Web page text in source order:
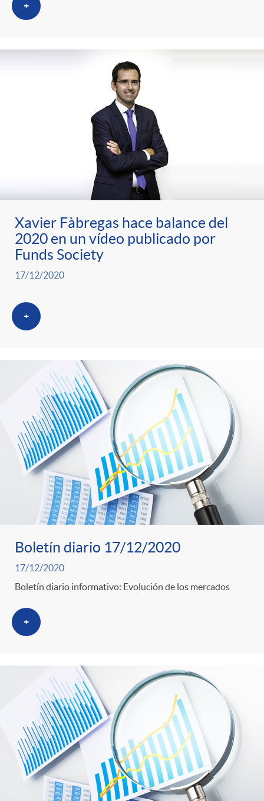
+
Xavier Fàbregas hace balance del
2020 en un vídeo publicado por
Funds Society
17/12/2020
+
Boletín diario 17/12/2020
17/12/2020
Boletín diario informativo: Evolución de los mercados
+